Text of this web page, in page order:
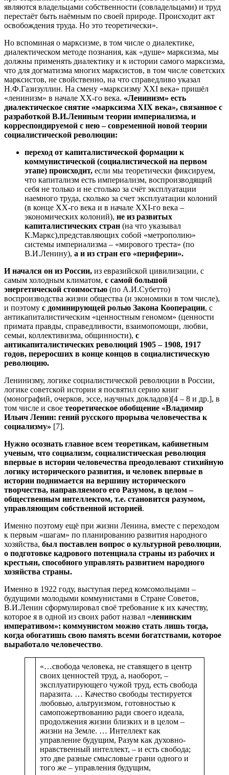
являются владельцами собственности (совладельцами) и труд
перестаёт быть наёмным по своей природе. Происходит акт
освобождения труда. Но это теоретически».
Но вспоминая о марксизме, в том числе о диалектике,
диалектическом методе познания, как «душе» марксизма, мы
должны применять диалектику и к истории самого марксизма,
что для догматизма многих марксистов, в том числе советских
марксистов, не свойственно, на что справедливо указал
Н.Ф.Газизуллин. На смену «марксизму XXI века» пришёл
«ленинизм» в начале ХХ-го века. «Ленинизм» есть
диалектическое снятие «марксизма XIХ века», связанное с
разработкой В.И.Лениным теории империализма, и
корреспондируемой с нею – современной новой теории
социалистической революции:
переход от капиталистической формации к
коммунистической (социалистической на первом
этапе) происходит, если мы теоретически фиксируем,
что капитализм есть империализм, воспроизводящий
себя не только и не столько за счёт эксплуатации
наемного труда, сколько за счет эксплуатации колоний
(в конце ХХ-го века и в начале XXI-го века –
экономических колоний), не из развитых
капиталистических стран (на что указывал
К.Маркс),представляющих собой «метрополию»
системы империализма – «мирового треста» (по
В.И.Ленину), а и из стран его «периферии».
И начался он из России, из евразийской цивилизации, с
самым холодным климатом, с самой большой
энергетической стоимостью (по А.И.Субетто)
воспроизводства жизни общества (и экономики в том числе),
и поэтому с доминирующей ролью Закона Кооперации, с
антикапиталистическим «ценностным геномом» (ценности
примата правды, справедливости, взаимопомощи, любви,
семьи, коллективизма, общинности), с
антикапиталистических революций 1905 – 1908, 1917
годов, переросших в конце концов в социалистическую
революцию.
Ленинизму, логике социалистической революции в России,
логике советской истории я посвятил серию книг
(монографий, очерков, эссе, научных докладов)[4 – 8 и др.], в
том числе и свое теоретическое обобщение «Владимир
Ильич Ленин: гений русского прорыва человечества к
социализму» [7].
Нужно осознать главное всем теоретикам, кабинетным
ученым, что социализм, социалистическая революция
впервые в истории человечества преодолевают стихийную
логику исторического развития, и человек впервые в
истории поднимается на вершину исторического
творчества, направляемого его Разумом, в целом –
общественным интеллектом, т.е. становится разумом,
управляющим собственной историей.
Именно поэтому ещё при жизни Ленина, вместе с переходом
к первым «шагам» по планированию развития народного
хозяйства, был поставлен вопрос о культурной революции,
о подготовке кадрового потенциала страны из рабочих и
крестьян, способного управлять развитием народного
хозяйства страны.
Именно в 1922 году, выступая перед комсомольцами –
будущими молодыми коммунистами в Стране Советов,
В.И.Ленин сформулировал своё требование к их качеству,
которое я в одной из своих работ назвал «ленинским
императивом»: коммунистом можно стать лишь тогда,
когда обогатишь свою память всеми богатствами, которое
выработало человечество.
«…свобода человека, не ставящего в центр
своих ценностей труд, а, наоборот, –
эксплуатирующего чужой труд, есть свобода
паразита. … Качество свободы тестируется
любовью, альтруизмом, готовностью к
самопожертвованию ради своего идеала,
продолжения жизни близких и в целом –
жизни на Земле. … Интеллект как
управление будущим, Разум как духовно-
нравственный интеллект, – и есть свобода;
это две разные смысловые грани одного и
того же – управления будущим,